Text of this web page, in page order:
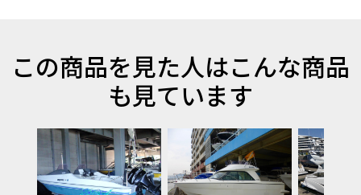
この商品を見た人はこんな商品
も見ています